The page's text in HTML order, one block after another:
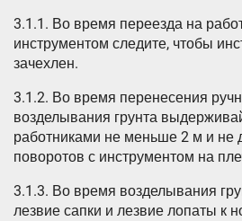
3.1.1. Во время переезда на
инструментом следите, чтобы
зачехлен.
3.1.2. Во время перенесения
возделывания грунта
работниками не меньше 2 м и не
поворотов с инструментом на
3.1.3. Во время возделывания
лезвие сапки и лезвие лопаты к